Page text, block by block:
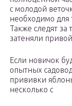
с молодой
необходимо для
Также следят за
затеняли
Если новичок
опытных
прививки
несколько с